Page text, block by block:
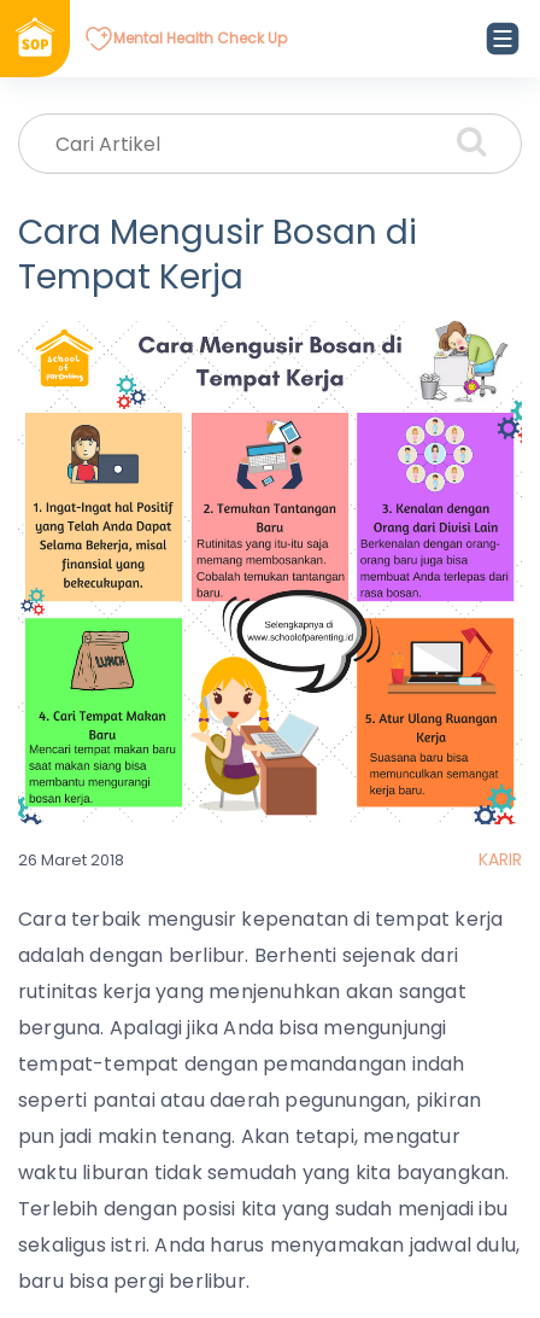
Mental Health Check Up
Cara Mengusir Bosan di
Tempat Kerja
26 Maret 2018 KARIR
Cara terbaik mengusir kepenatan di tempat kerja
adalah dengan berlibur. Berhenti sejenak dari
rutinitas kerja yang menjenuhkan akan sangat
berguna. Apalagi jika Anda bisa mengunjungi
tempat-tempat dengan pemandangan indah
seperti pantai atau daerah pegunungan, pikiran
pun jadi makin tenang. Akan tetapi, mengatur
waktu liburan tidak semudah yang kita bayangkan.
Terlebih dengan posisi kita yang sudah menjadi ibu
sekaligus istri. Anda harus menyamakan jadwal dulu,
baru bisa pergi berlibur.